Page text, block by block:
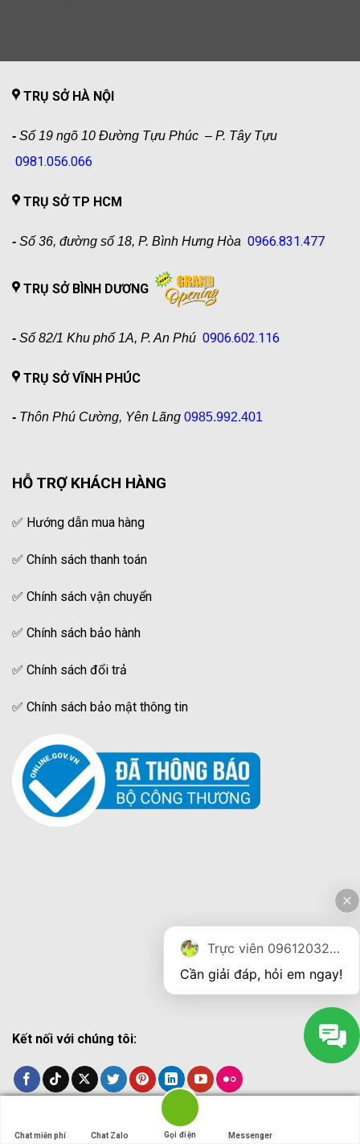
TRỤ SỞ HÀ NỘI
- Số 19 ngõ 10 Đường Tựu Phúc – P. Tây Tựu
0981.056.066
TRỤ SỞ TP HCM
- Số 36, đường số 18, P. Bình Hưng Hòa 0966.831.477
TRỤ SỞ BÌNH DƯƠNG
- Số 82/1 Khu phố 1A, P. An Phú 0906.602.116
TRỤ SỞ VĨNH PHÚC
- Thôn Phú Cường, Yên Lãng 0985.992.401
HỖ TRỢ KHÁCH HÀNG
✅ Hướng dẫn mua hàng
✅ Chính sách thanh toán
✅ Chính sách vận chuyển
✅ Chính sách bảo hành
✅ Chính sách đổi trả
✅ Chính sách bảo mật thông tin
Kết nối với chúng tôi:
Chat miễn phí Chat Zalo Gọi điện Messenger
Chat miễn phí Chat Zalo Gọi điện Messenger
Trực viên 0961203270
Cần giải đáp, hỏi em ngay!